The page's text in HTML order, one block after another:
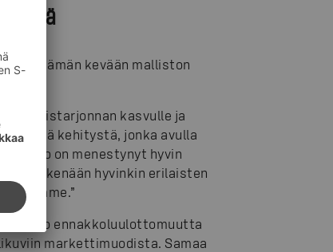
tämän kevään malliston
kasvulle ja
sitä kehitystä, jonka avulla
on menestynyt hyvin
keskenään hyvinkin erilaisten
se tuo ennakkoluulottomuutta
markettimuodista. Samaa